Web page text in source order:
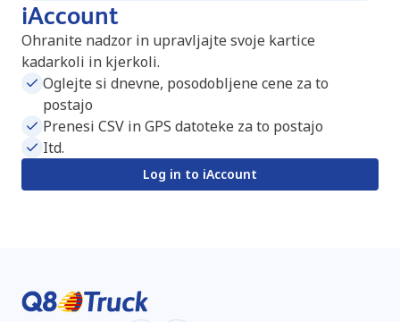
iAccount
Ohranite nadzor in upravljajte svoje kartice
kadarkoli in kjerkoli.
Oglejte si dnevne, posodobljene cene za to
postajo
Prenesi CSV in GPS datoteke za to postajo
Itd.
Log in to iAccount